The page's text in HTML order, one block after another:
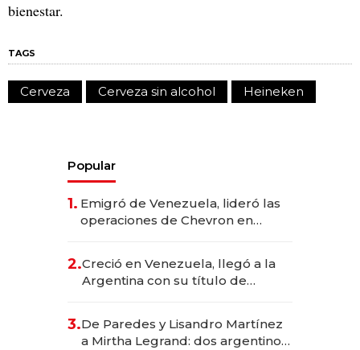
bienestar.
TAGS
Cerveza Cerveza sin alcohol Heineken
Popular
1. Emigró de Venezuela, lideró las
operaciones de Chevron en
2.Creció en Venezuela, llegó a la
Argentina con su título de
las marcas "fast premium"
3.De Paredes y Lisandro Martínez
a Mirtha Legrand: dos argentinos